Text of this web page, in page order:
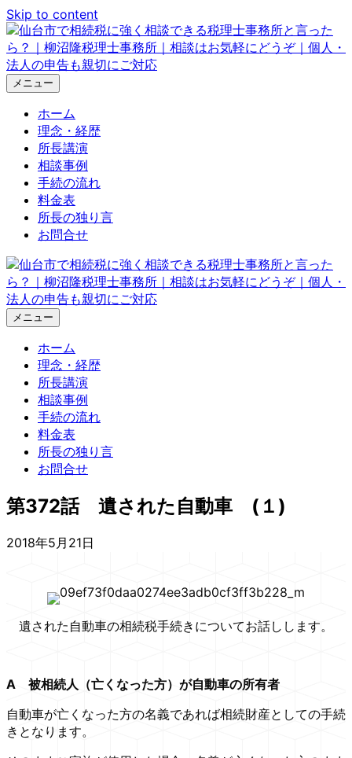
Skip to content
メニュー
ホーム
理念・経歴
所長講演
相談事例
手続の流れ
料金表
所長の独り言
お問合せ
メニュー
ホーム
理念・経歴
所長講演
相談事例
手続の流れ
料金表
所長の独り言
お問合せ
第372話 遺された自動車 (１)
2018年5月21日
遺された自動車の相続税手続きについてお話しします。
A 被相続人（亡くなった方）が自動車の所有者
自動車が亡くなった方の名義であれば相続財産としての手続
きとなります。